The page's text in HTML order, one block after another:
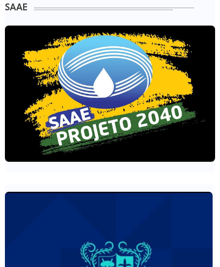
SAAE